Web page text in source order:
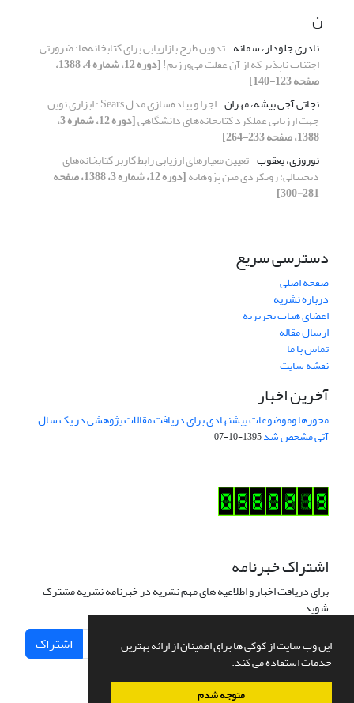
این وب سایت از کوکی ها برای اطمینان از ارائه بهترین
خدمات استفاده می کند.
متوجه شدم
ن
نادری جلودار، سمانه تدوین طرح بازاریابی برای کتابخانه‌ها: ضرورتی
اجتناب ناپذیر که از آن غفلت می‌ورزیم! [دوره 12، شماره 4، 1388،
صفحه 123-140]
نجاتی آجی بیشه، مهران
اجرا و پیاده‌سازی مدل Sears : ابزاری نوین
جهت ارزیابی عملکرد کتابخانه‌های دانشگاهی [دوره 12، شماره 3،
1388، صفحه 233-264]
نوروزی، یعقوب تعیین معیارهای ارزیابی رابط کاربر کتابخانه‌های
دیجیتالی: رویکردی متن پژوهانه [دوره 12، شماره 3، 1388، صفحه
281-300]
دسترسی سریع
صفحه اصلی
درباره نشریه
اعضای هیات تحریریه
ارسال مقاله
تماس با ما
نقشه سایت
آخرین اخبار
محورها وموضوعات پیشنهادی برای دریافت مقالات پژوهشی در یک سال
آتی مشخص شد1395-10-07
اشتراک خبرنامه
برای دریافت اخبار و اطلاعیه های مهم نشریه در خبرنامه نشریه مشترک
شوید.
اشتراک